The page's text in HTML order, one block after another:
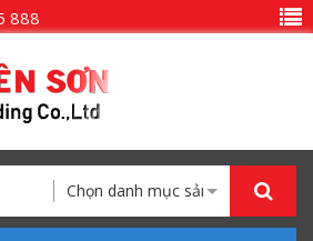
888
Chọn danh mục sản phẩm